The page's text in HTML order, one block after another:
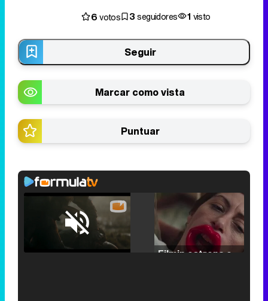
6votos 3seguidores 1 visto
Seguir
Marcar como vista
Puntuar
Unmute /
Loaded
25.30%